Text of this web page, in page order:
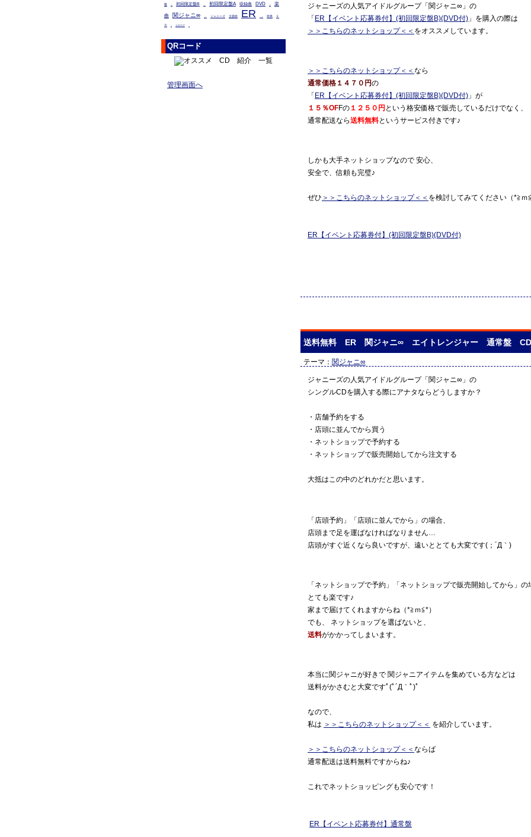
ジャニーズの人気アイドルグループ「関ジャニ∞」の
「 ER【イベント応募券付】(初回限定盤B)(DVD付) 」を購入の際は
＞＞こちらのネットショップ＜＜ をオススメしています。
＞＞こちらのネットショップ＜＜ なら
通常価格１４７０円の
「 ER【イベント応募券付】(初回限定盤B)(DVD付) 」が
１５％OFFの １２５０円 という格安価格で販売しているだけでなく、
通常配送なら送料無料というサービス付きです♪
しかも大手ネットショップなので 安心、
安全で、信頼も完璧♪
ぜひ ＞＞こちらのネットショップ＜＜ を検討してみてください（*≧ｍ
ER【イベント応募券付】(初回限定盤B)(DVD付)
送料無料 ER 関ジャニ∞ エイトレンジャー 通常盤 CD
テーマ： 関ジャニ∞
ジャニーズの人気アイドルグループ「関ジャニ∞」の
シングルCDを購入する際にアナタならどうしますか？
・店舗予約をする
・店頭に並んでから買う
・ネットショップで予約する
・ネットショップで販売開始してから注文する
大抵はこの中のどれかだと思います。
「店頭予約」「店頭に並んでから」の場合、
店頭まで足を運ばなければなりません…
店頭がすぐ近くなら良いですが、遠いととても大変です(；´Д｀)
「ネットショップで予約」「ネットショップで販売開始してから」の
とても楽です♪
家まで届けてくれますからね（*≧ｍ≦*）
でも、 ネットショップを選ばないと、
送料がかかってしまいます。
本当に関ジャニが好きで 関ジャニアイテムを集めている方などは
送料がかさむと大変ですﾟ(ﾟ´Д｀ﾟ)ﾟ
なので、
私は ＞＞こちらのネットショップ＜＜ を紹介しています。
＞＞こちらのネットショップ＜＜ ならば
通常配送は送料無料ですからね♪
これでネットショッピングも安心です！
ER【イベント応募券付】通常盤
盤 初回限定盤B 初回限定盤A 収録曲 DVD
楽
曲
関ジャニ∞ ジャニーズ 主題歌 ER 特典 Ｅ
Ｒ カタログ
QRコード
管理画面へ